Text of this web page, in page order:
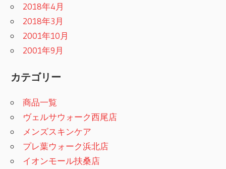
2018年4月
2018年3月
2001年10月
2001年9月
カテゴリー
商品一覧
ヴェルサウォーク西尾店
メンズスキンケア
プレ葉ウォーク浜北店
イオンモール扶桑店